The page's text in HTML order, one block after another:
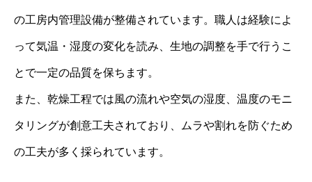
の工房内管理設備が整備されています。職人は経験によ
って気温・湿度の変化を読み、生地の調整を手で行うこ
とで一定の品質を保ちます。
また、乾燥工程では風の流れや空気の湿度、温度のモニ
タリングが創意工夫されており、ムラや割れを防ぐため
の工夫が多く採られています。